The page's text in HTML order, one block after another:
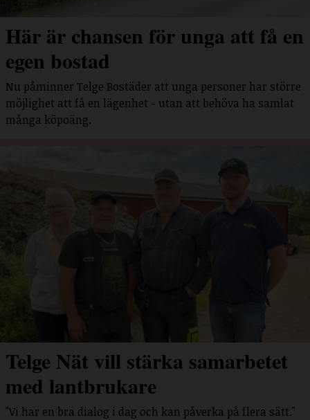
Här är chansen för unga att få en
egen bostad
Nu påminner Telge Bostäder att unga personer har större
möjlighet att få en lägenhet - utan att behöva ha samlat
många köpoäng.
Telge Nät vill stärka samarbetet
med lantbrukare
"Vi har en bra dialog i dag och kan påverka på flera sätt."